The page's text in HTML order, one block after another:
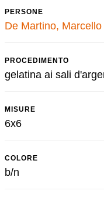
PERSONE
De Martino, Marcello
PROCEDIMENTO
gelatina ai sali
MISURE
6x6
COLORE
b/n